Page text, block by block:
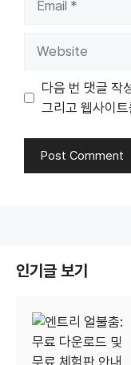
다음 번 댓글 작
그리고 웹사이
인기글 보기